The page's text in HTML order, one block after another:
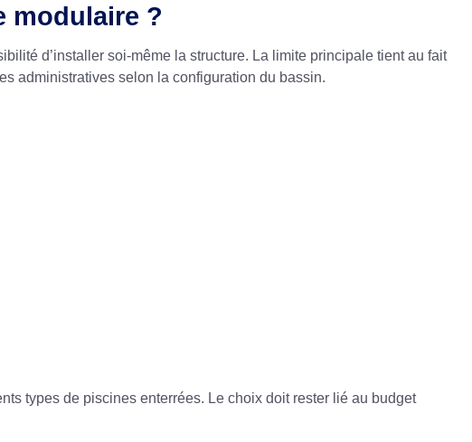
modulaire ?
d’installer soi-même la structure. La limite principale tient au fait
administratives selon la configuration du bassin.
types de piscines enterrées. Le choix doit rester lié au budget